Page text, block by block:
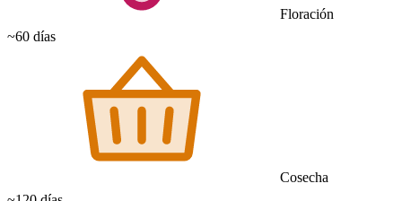
Floración
~60 días
Cosecha